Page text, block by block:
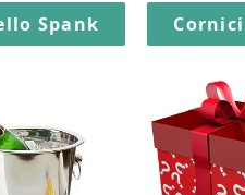
Spank Cornici